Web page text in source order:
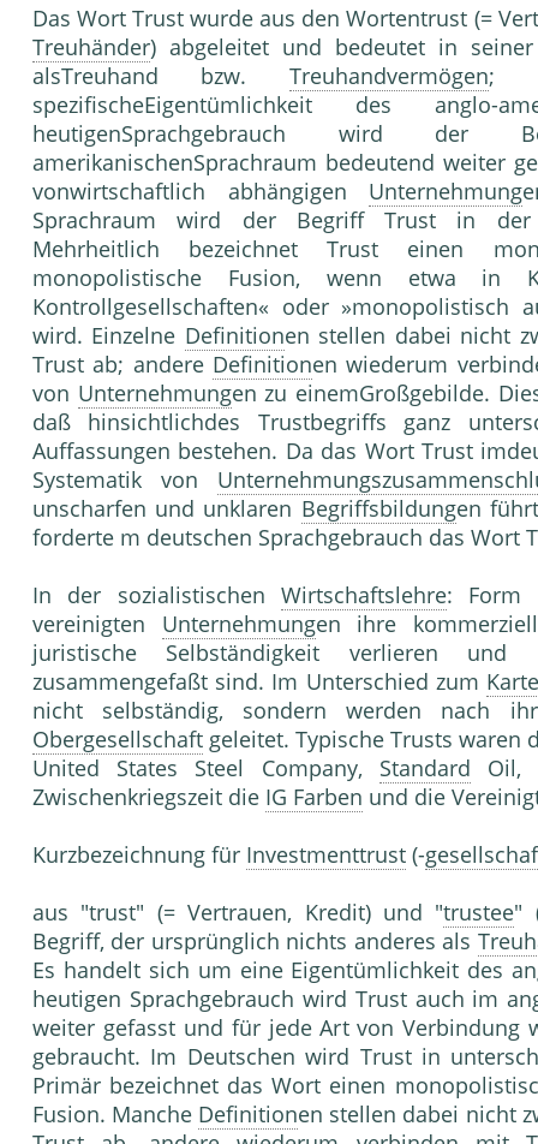
Das Wort Trust wurde aus den Wortentrust (=
Treuhänder) abgeleitet und bedeutet in
alsTreuhand bzw. Treuhandvermögen;
spezifischeEigentümlichkeit des anglo-
heutigenSprachgebrauch wird
amerikanischenSprachraum bedeutend weiter
vonwirtschaftlich abhängigen Unternehmung
Sprachraum wird der Begriff Trust in der
Mehrheitlich bezeichnet Trust einen
monopolistische Fusion, wenn etwa in
Kontrollgesellschaften« oder »monopolistisch
wird. Einzelne Definitionen stellen dabei nicht
Trust ab; andere Definitionen wiederum
von Unternehmungen zu einemGroßgebilde.
daß hinsichtlichdes Trustbegriffs ganz
Auffassungen bestehen. Da das Wort Trust
Systematik von
unscharfen und unklaren Begriffsbildungen
forderte m deutschen Sprachgebrauch das Wort
In der sozialistischen Wirtschaftslehre:
vereinigten Unternehmungen ihre
juristische Selbständigkeit verlieren
zusammengefaßt sind. Im Unterschied zum
nicht selbständig, sondern werden nach
Obergesellschaft geleitet. Typische Trusts waren
United States Steel Company, Standard Oil,
Zwischenkriegszeit die IG Farben und die
Kurzbezeichnung für Investmenttrust (-
aus "trust" (= Vertrauen, Kredit) und "trustee"
Begriff, der ursprünglich nichts anderes als
Es handelt sich um eine Eigentümlichkeit des
heutigen Sprachgebrauch wird Trust auch im
weiter gefasst und für jede Art von Verbindung
gebraucht. Im Deutschen wird Trust in
Primär bezeichnet das Wort einen
Fusion. Manche Definitionen stellen dabei nicht